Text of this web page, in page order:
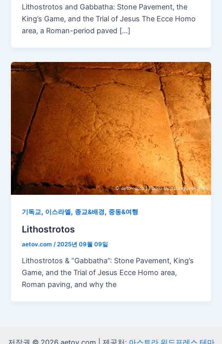
Lithostrotos and Gabbatha: Stone Pavement, the
King’s Game, and the Trial of Jesus The Ecce Homo
area, a Roman-period paved […]
기독교, 이스라엘, 종교&배경, 중동&여행
Lithostrotos
aetov.com/2025년 09월 09일
Lithostrotos & “Gabbatha”: Stone Pavement, King’s
Game, and the Trial of Jesus Ecce Homo area,
Roman paving, and why the